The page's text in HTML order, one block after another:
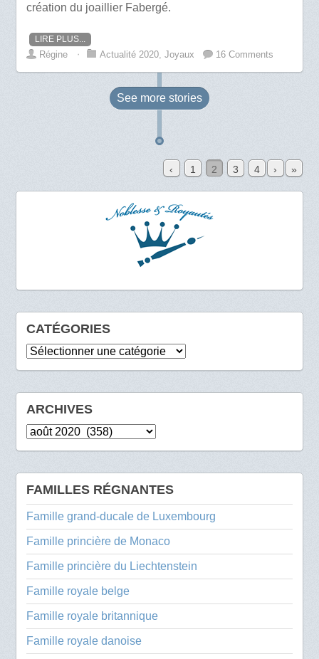
création du joaillier Fabergé.
LIRE PLUS...
Régine ⋅ Actualité 2020 ,Joyaux 16 Comments
See more stories
‹ 1 2 3 4 › »
CATÉGORIES
Catégories
ARCHIVES
Archives
FAMILLES RÉGNANTES
Famille grand-ducale de Luxembourg
Famille princière de Monaco
Famille princière du Liechtenstein
Famille royale belge
Famille royale britannique
Famille royale danoise